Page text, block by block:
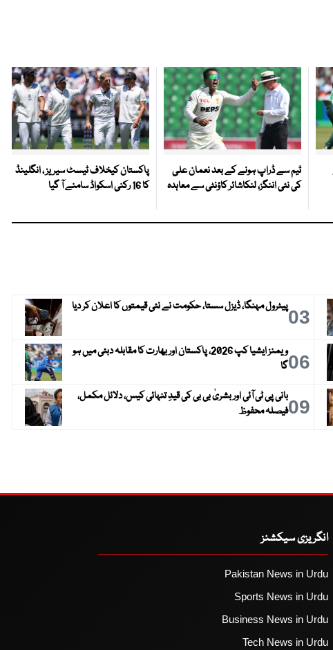
ٹیم سے ڈراپ ہونے کے بعد نعمان علی
کی نئی اننگز، لنکاشائر کاؤنٹی سے معاہدہ
پاکستان کیخلاف ٹیسٹ سیریز ، انگلینڈ
کا 16 رکنی اسکواڈ سامنے آ گیا
03پیٹرول مہنگا، ڈیزل سستا، حکومت نے نئی قیمتوں کا اعلان کر دیا
06
ویمنز ایشیا کپ 2026، پاکستان اور بھارت کا مقابلہ دبئی میں ہو
گا
09بانی پی ٹی آئی اور بشریٰ بی بی کی قیدِ تنہائی کیس، دلائل مکمل،
فیصلہ محفوظ
انگریزی سیکشنز
Pakistan News in Urdu
Sports News in Urdu
Business News in Urdu
Tech News in Urdu